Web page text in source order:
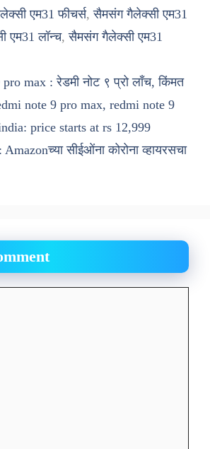
एम31 फीचर्स,सैमसंग गैलेक्सी एम31
एम31 लॉन्च,सैमसंग गैलेक्सी एम31
max : रेडमी नोट ९ प्रो लाँच, किंमत
note 9 pro max, redmi note 9
price starts at rs 12,999
सीईओंना कोरोना व्हायरसचा